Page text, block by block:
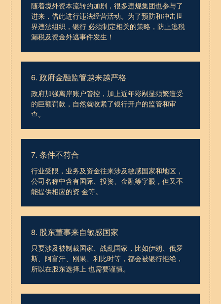
随着境外资本流转的加剧，很多违规集团也参与了
进来，借此进行违法经营活动。为了预防和冲击世
界违法组织，银行 必须制定相关的策略，防止逃税
漏税及资金外逃事件发生！
6. 政府金融监管越来越严格
政府加强离岸账户管控，加上近年彩剐显须繁遭受
的巨额罚款，自然就收紧了银行开户的监管和审
查。
7. 条件不符合
行业受限，业务及资金往来涉及敏感国家和地区，
公司名称中含有国际、投资、金融等字眼，但又不
能提供相应的资 金等。
8. 股东董事来自敏感国家
只要涉及被制裁国家、战乱国家，比如伊朗、俄罗
斯、阿富汗、刚果、利比时等，都会被银行拒绝，
所以在股东选择上 也需要谨慎。